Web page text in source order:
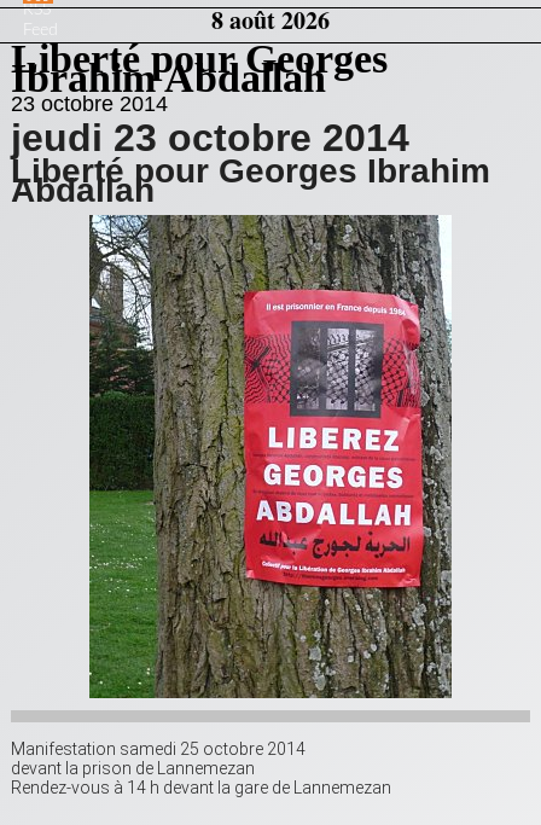
RSS
Feed
8 août 2026
Liberté pour Georges
Ibrahim Abdallah
23 octobre 2014
jeudi 23 octobre 2014
Liberté pour Georges Ibrahim
Abdallah
Manifestation samedi 25 octobre 2014
devant la prison de Lannemezan
Rendez-vous à 14 h devant la gare de Lannemezan